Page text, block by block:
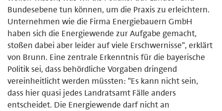
Bundesebene tun können, um die Praxis zu erleichtern.
Unternehmen wie die Firma Energiebauern GmbH
haben sich die Energiewende zur Aufgabe gemacht,
stoßen dabei aber leider auf viele Erschwernisse", erklärt
von Brunn. Eine zentrale Erkenntnis für die bayerische
Politik sei, dass behördliche Vorgaben dringend
vereinheitlicht werden müssten: "Es kann nicht sein,
dass hier quasi jedes Landratsamt Fälle anders
entscheidet. Die Energiewende darf nicht an